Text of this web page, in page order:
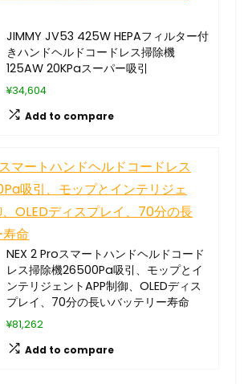
JIMMY JV53 425W HEPAフィルター付
きハンドヘルドコードレス掃除機
125AW 20KPaスーパー吸引
¥34,604
Add to compare
NEX 2 Proスマートハンドヘルドコード
レス掃除機26500Pa吸引、モップとイ
ンテリジェントAPP制御、OLEDディス
プレイ、70分の長いバッテリー寿命
¥81,262
Add to compare